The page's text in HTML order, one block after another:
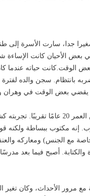
جدا، سارت الأسرة إلى
بعض الأحيان كانت الإساءة
حياته عندما
بانتظام. سجن والده
بعض الوقت في وهران
يرسم في هذا الكتاب حياته المبكرة
إنه مكتوب ببساطة
مع الجنس) ومعاركه
أصبح فيما بعد مدرسًا
مرور الأحداث، وكان تغير